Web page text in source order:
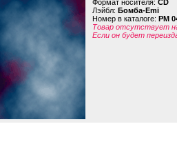
Формат носителя: CD
Лэйбл: Бомба-Emi
Номер в каталоге: PM
Товар отсутствует
Если он будет